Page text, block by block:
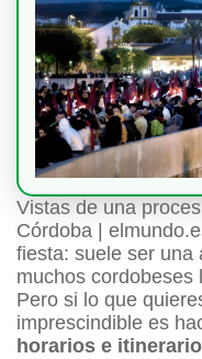
Vistas de una
Córdoba |
fiesta: suele ser una
muchos cordobeses
Pero si lo que
imprescindible es
horarios e